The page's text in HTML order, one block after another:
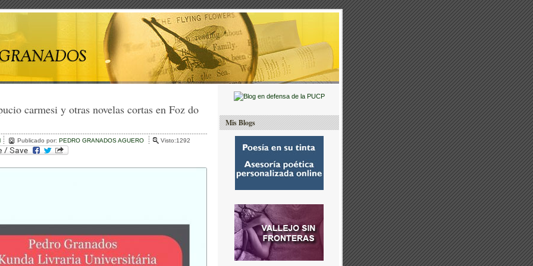
carmesi y otras novelas cortas en Foz do
Publicado por: PEDRO GRANADOS AGUERO Visto:1292
Mis Blogs